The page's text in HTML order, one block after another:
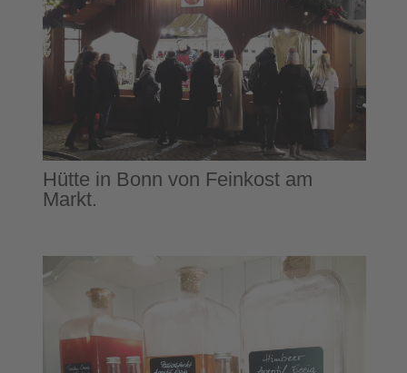
Hütte in Bonn von Feinkost am
Markt.